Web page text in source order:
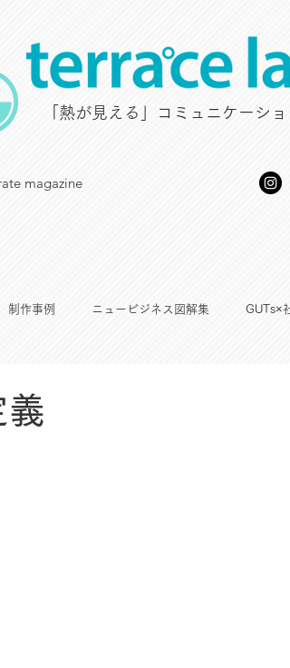
「熱が見える」コミュニケーシ
magazine
制作事例 ニュービジネス図解集 GUTs×
義